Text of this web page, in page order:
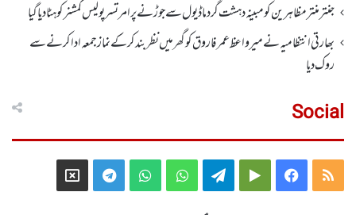
جنتر منتر مظاہرین کو مبینہ دہشت گرد ماڈیول سے جوڑنے پر امرتسر پولیس کمشنر کو ہٹا دیاگیا
بھارتی انتظامیہ نے میر واعظ عمر فاروق کو گھر میں نظر بندکر کے نماز جمعہ ادا کرنے سے
روک دیا
Social
RSS
Facebook
Google
Telegram
WhatsApp
WhatsApp
Telegram
X